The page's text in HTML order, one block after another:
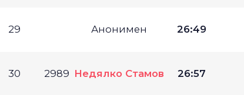
29 Анонимен 26:49
30 2989 Недялко Стамов 26:57